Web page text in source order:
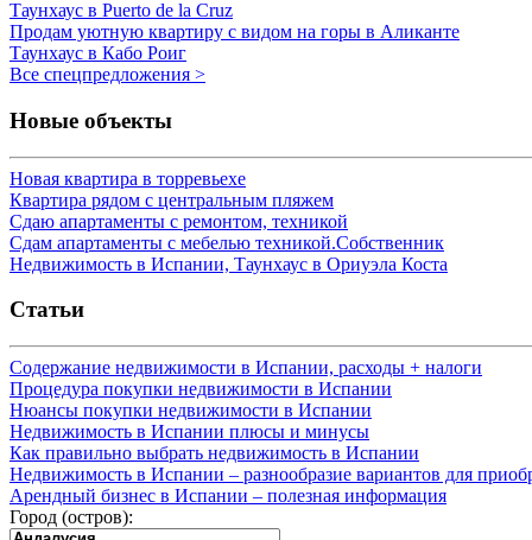
Таунхаус в Puerto de la Cruz
Продам уютную квартиру с видом на горы в Аликанте
Таунхаус в Кабо Роиг
Все спецпредложения >
Новые объекты
Новая квартира в торревьехе
Квартира рядом с центральным пляжем
Сдаю апартаменты с ремонтом, техникой
Сдам апартаменты с мебелью техникой.Собственник
Недвижимость в Испании, Таунхаус в Ориуэла Коста
Статьи
Содержание недвижимости в Испании, расходы + налоги
Процедура покупки недвижимости в Испании
Нюансы покупки недвижимости в Испании
Недвижимость в Испании плюсы и минусы
Как правильно выбрать недвижимость в Испании
Недвижимость в Испании – разнообразие вариантов для
Арендный бизнес в Испании – полезная информация
Город (остров):